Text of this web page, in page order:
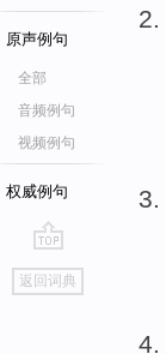
原声例句
全部
音频例句
视频例句
权威例句
go
top
返回词典